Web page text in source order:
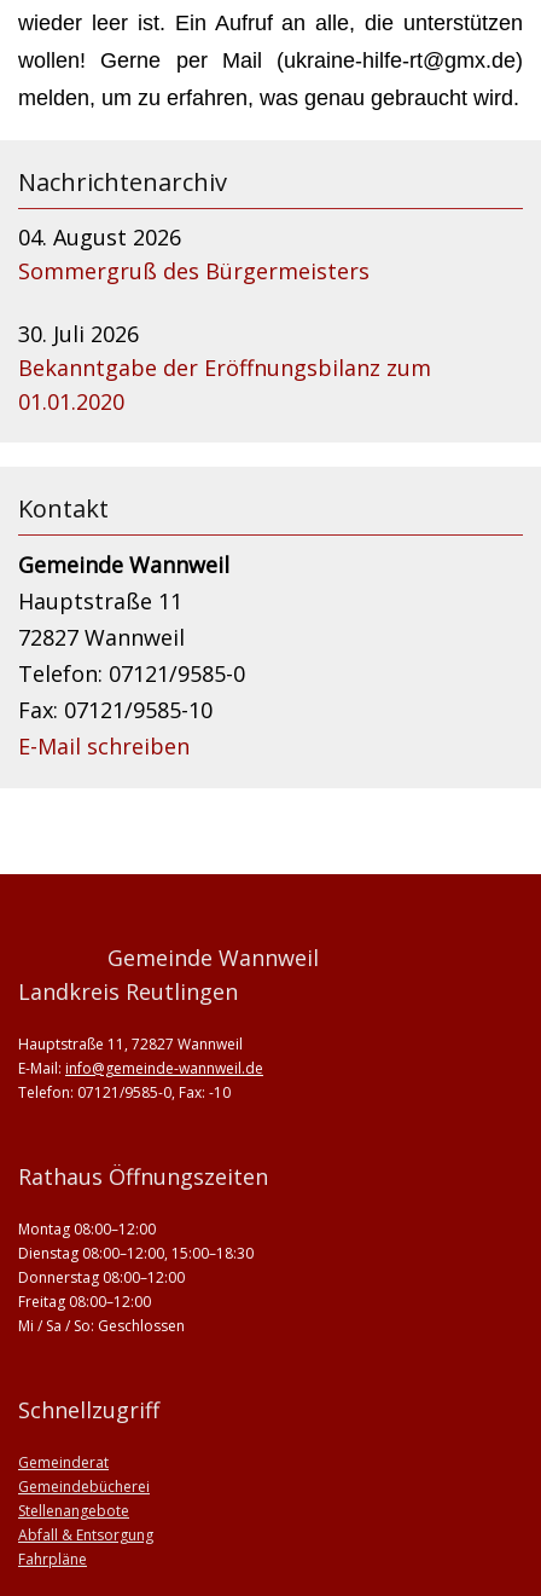
wieder leer ist. Ein Aufruf an alle, die unterstützen
wollen! Gerne per Mail (ukraine-hilfe-rt@gmx.de)
melden, um zu erfahren, was genau gebraucht wird.
Nachrichtenarchiv
04. August 2026
Sommergruß des Bürgermeisters
30. Juli 2026
Bekanntgabe der Eröffnungsbilanz zum
01.01.2020
Kontakt
Gemeinde Wannweil
Hauptstraße 11
72827 Wannweil
Telefon: 07121/9585-0
Fax: 07121/9585-10
E-Mail schreiben
Gemeinde Wannweil
Landkreis Reutlingen
Hauptstraße 11, 72827 Wannweil
E-Mail: info@gemeinde-wannweil.de
Telefon: 07121/9585-0, Fax: -10
Rathaus Öffnungszeiten
Montag 08:00–12:00
Dienstag 08:00–12:00, 15:00–18:30
Donnerstag 08:00–12:00
Freitag 08:00–12:00
Mi / Sa / So: Geschlossen
Schnellzugriff
Gemeinderat
Gemeindebücherei
Stellenangebote
Abfall & Entsorgung
Fahrpläne